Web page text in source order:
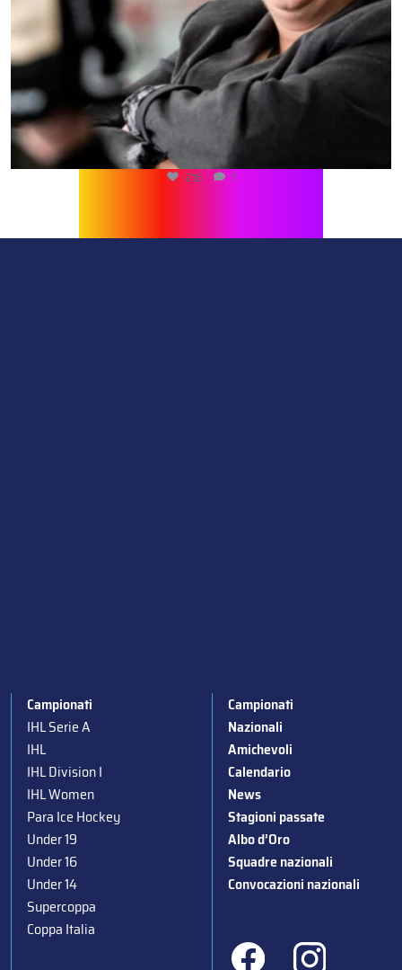
216 1
Campionati
IHL Serie A
IHL
IHL Division I
IHL Women
Para Ice Hockey
Under 19
Under 16
Under 14
Supercoppa
Coppa Italia
Campionati
Nazionali
Amichevoli
Calendario
News
Stagioni passate
Albo d’Oro
Squadre nazionali
Convocazioni nazionali